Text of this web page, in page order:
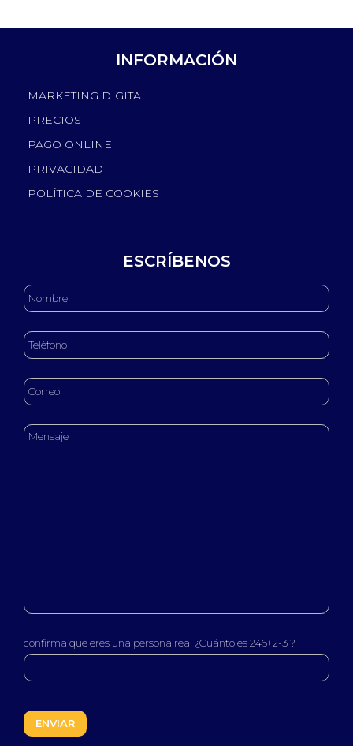
INFORMACIÓN
MARKETING DIGITAL
PRECIOS
PAGO ONLINE
PRIVACIDAD
POLÍTICA DE COOKIES
ESCRÍBENOS
confirma que eres una persona real ¿Cuánto es 246+2-3 ?